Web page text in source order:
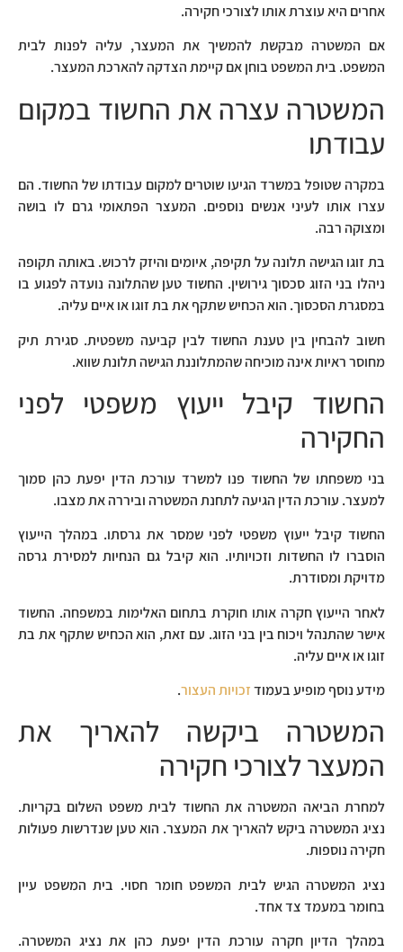
אחרים היא עוצרת אותו לצורכי חקירה.
אם המשטרה מבקשת להמשיך את המעצר, עליה לפנות לבית
המשפט. בית המשפט בוחן אם קיימת הצדקה להארכת המעצר.
המשטרה עצרה את החשוד במקום
עבודתו
במקרה שטופל במשרד הגיעו שוטרים למקום עבודתו של החשוד. הם
עצרו אותו לעיני אנשים נוספים. המעצר הפתאומי גרם לו בושה
ומצוקה רבה.
בת זוגו הגישה תלונה על תקיפה, איומים והיזק לרכוש. באותה תקופה
ניהלו בני הזוג סכסוך גירושין. החשוד טען שהתלונה נועדה לפגוע בו
במסגרת הסכסוך. הוא הכחיש שתקף את בת זוגו או איים עליה.
חשוב להבחין בין טענת החשוד לבין קביעה משפטית. סגירת תיק
מחוסר ראיות אינה מוכיחה שהמתלוננת הגישה תלונת שווא.
החשוד קיבל ייעוץ משפטי לפני
החקירה
בני משפחתו של החשוד פנו למשרד עורכת הדין יפעת כהן סמוך
למעצר. עורכת הדין הגיעה לתחנת המשטרה וביררה את מצבו.
החשוד קיבל ייעוץ משפטי לפני שמסר את גרסתו. במהלך הייעוץ
הוסברו לו החשדות וזכויותיו. הוא קיבל גם הנחיות למסירת גרסה
מדויקת ומסודרת.
לאחר הייעוץ חקרה אותו חוקרת בתחום האלימות במשפחה. החשוד
אישר שהתנהל ויכוח בין בני הזוג. עם זאת, הוא הכחיש שתקף את בת
זוגו או איים עליה.
מידע נוסף מופיע בעמודזכויות העצור.
המשטרה ביקשה להאריך את
המעצר לצורכי חקירה
למחרת הביאה המשטרה את החשוד לבית משפט השלום בקריות.
נציג המשטרה ביקש להאריך את המעצר. הוא טען שנדרשות פעולות
חקירה נוספות.
נציג המשטרה הגיש לבית המשפט חומר חסוי. בית המשפט עיין
בחומר במעמד צד אחד.
במהלך הדיון חקרה עורכת הדין יפעת כהן את נציג המשטרה.